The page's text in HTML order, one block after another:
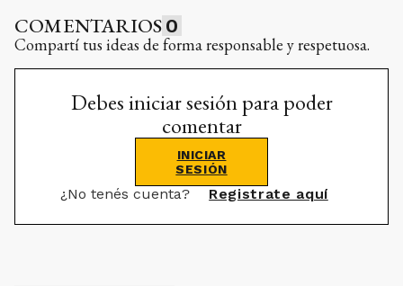
COMENTARIOS 0
Compartí tus ideas de forma responsable y respetuosa.
Debes iniciar sesión para poder
comentar
INICIAR
SESIÓN
¿No tenés cuenta? Registrate aquí